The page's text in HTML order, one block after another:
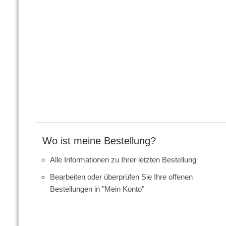
Wo ist meine Bestellung?
Alle Informationen zu Ihrer letzten Bestellung
Bearbeiten oder überprüfen Sie Ihre offenen
Bestellungen in "Mein Konto"